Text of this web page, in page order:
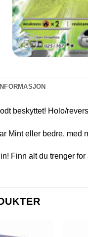
beskyttet! Holo/
Mint eller bedre, med
Finn alt du trenger